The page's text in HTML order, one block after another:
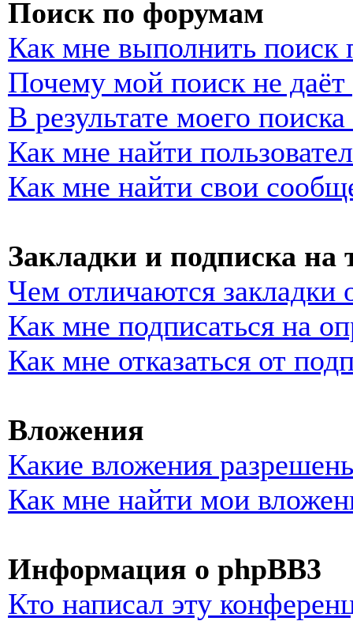
Поиск по форумам
Как мне выполнить
Почему мой поиск не даёт
В результате моего
Как мне найти
Как мне найти свои
Закладки и подписка на
Чем отличаются закладки
Как мне подписаться на
Как мне отказаться от
Вложения
Какие вложения
Как мне найти мои
Информация о phpBB3
Кто написал эту